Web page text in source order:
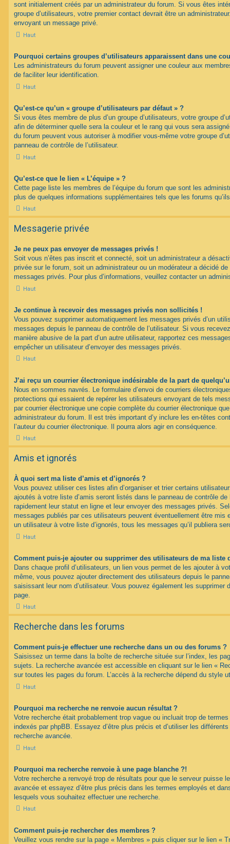
sont initialement créés par un administrateur du forum. Si vous êtes
groupe d’utilisateurs, votre premier contact devrait être un
envoyant un message privé.
Haut
Pourquoi certains groupes d’utilisateurs apparaissent dans une
Les administrateurs du forum peuvent assigner une couleur aux
de faciliter leur identification.
Haut
Qu’est-ce qu’un « groupe d’utilisateurs par défaut » ?
Si vous êtes membre de plus d’un groupe d’utilisateurs, votre groupe
afin de déterminer quelle sera la couleur et le rang qui vous sera
du forum peuvent vous autoriser à modifier vous-même votre groupe
panneau de contrôle de l’utilisateur.
Haut
Qu’est-ce que le lien « L’équipe » ?
Cette page liste les membres de l’équipe du forum que sont les
plus de quelques informations supplémentaires tels que les forums
Haut
Messagerie privée
Je ne peux pas envoyer de messages privés !
Soit vous n’êtes pas inscrit et connecté, soit un administrateur a
privée sur le forum, soit un administrateur ou un modérateur a décidé de
messages privés. Pour plus d’informations, veuillez contacter un
Haut
Je continue à recevoir des messages privés non sollicités !
Vous pouvez supprimer automatiquement les messages privés d’un
messages depuis le panneau de contrôle de l’utilisateur. Si vous
manière abusive de la part d’un autre utilisateur, rapportez ces
empêcher un utilisateur d’envoyer des messages privés.
Haut
J’ai reçu un courrier électronique indésirable de la part de
Nous en sommes navrés. Le formulaire d’envoi de courriers
protections qui essaient de repérer les utilisateurs envoyant de tels
par courrier électronique une copie complète du courrier électronique
administrateur du forum. Il est très important d’y inclure les en-têtes
l’auteur du courrier électronique. Il pourra alors agir en conséquence.
Haut
Amis et ignorés
À quoi sert ma liste d’amis et d’ignorés ?
Vous pouvez utiliser ces listes afin d’organiser et trier certains
ajoutés à votre liste d’amis seront listés dans le panneau de contrôle de
rapidement leur statut en ligne et leur envoyer des messages privés.
messages publiés par ces utilisateurs peuvent éventuellement être mis
un utilisateur à votre liste d’ignorés, tous les messages qu’il publiera
Haut
Comment puis-je ajouter ou supprimer des utilisateurs de ma liste
Dans chaque profil d’utilisateurs, un lien vous permet de les ajouter à
même, vous pouvez ajouter directement des utilisateurs depuis le
saisissant leur nom d’utilisateur. Vous pouvez également les
page.
Haut
Recherche dans les forums
Comment puis-je effectuer une recherche dans un ou des forums ?
Saisissez un terme dans la boîte de recherche située sur l’index, les
sujets. La recherche avancée est accessible en cliquant sur le lien «
sur toutes les pages du forum. L’accès à la recherche dépend du style
Haut
Pourquoi ma recherche ne renvoie aucun résultat ?
Votre recherche était probablement trop vague ou incluait trop de
indexés par phpBB. Essayez d’être plus précis et d’utiliser les
recherche avancée.
Haut
Pourquoi ma recherche renvoie à une page blanche ?!
Votre recherche a renvoyé trop de résultats pour que le serveur puisse
avancée et essayez d’être plus précis dans les termes employés et
lesquels vous souhaitez effectuer une recherche.
Haut
Comment puis-je rechercher des membres ?
Veuillez vous rendre sur la page « Membres » puis cliquer sur le lien «